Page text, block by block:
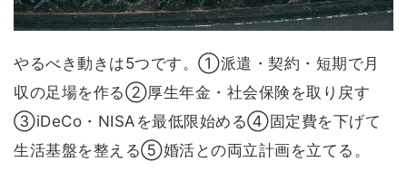
やるべき動きは5つです。①派遣・契約・短期で月
収の足場を作る②厚生年金・社会保険を取り戻す
③iDeCo・NISAを最低限始める④固定費を下げて
生活基盤を整える⑤婚活との両立計画を立てる。